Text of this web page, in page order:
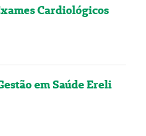
Cardiológicos
em Saúde Ereli